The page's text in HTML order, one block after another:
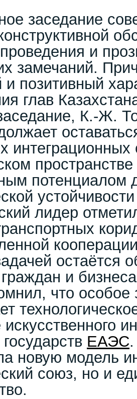
заседание
и
замечаний.
и позитивный
глав
К.-Ж.
потенциалом
лидер
остаётся
и
что особое
ЕАЭС
новую модель
союз, но и